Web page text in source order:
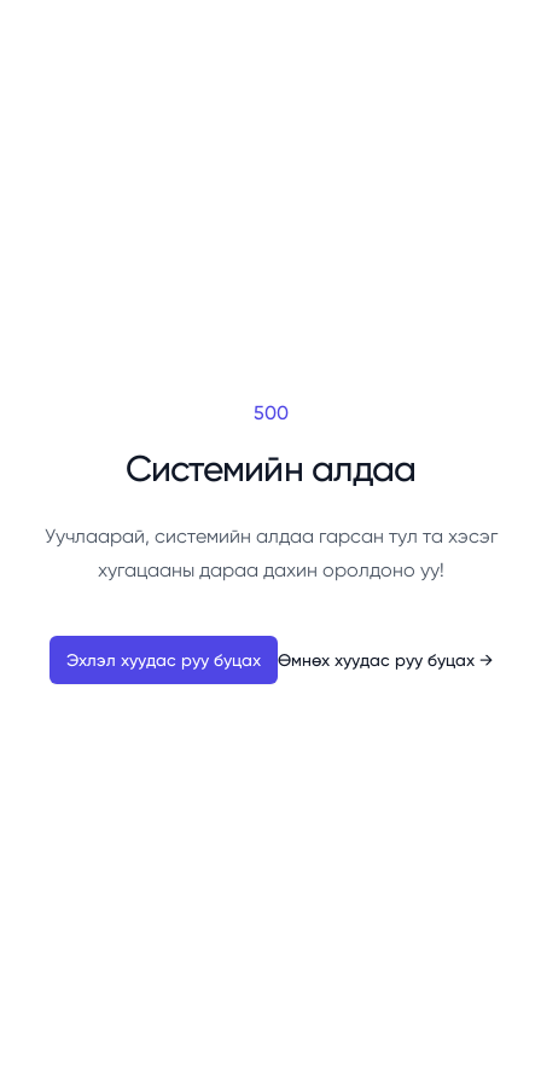
500
Системийн алдаа
Уучлаарай, системийн алдаа гарсан тул та хэсэг
хугацааны дараа дахин оролдоно уу!
Эхлэл хуудас руу буцах Өмнөх хуудас руу буцах →